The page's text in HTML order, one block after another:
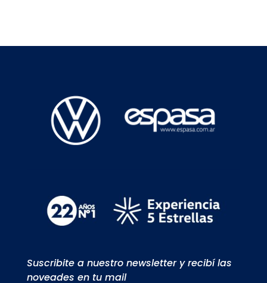
Suscribite a nuestro newsletter y recibí las
noveades en tu mail